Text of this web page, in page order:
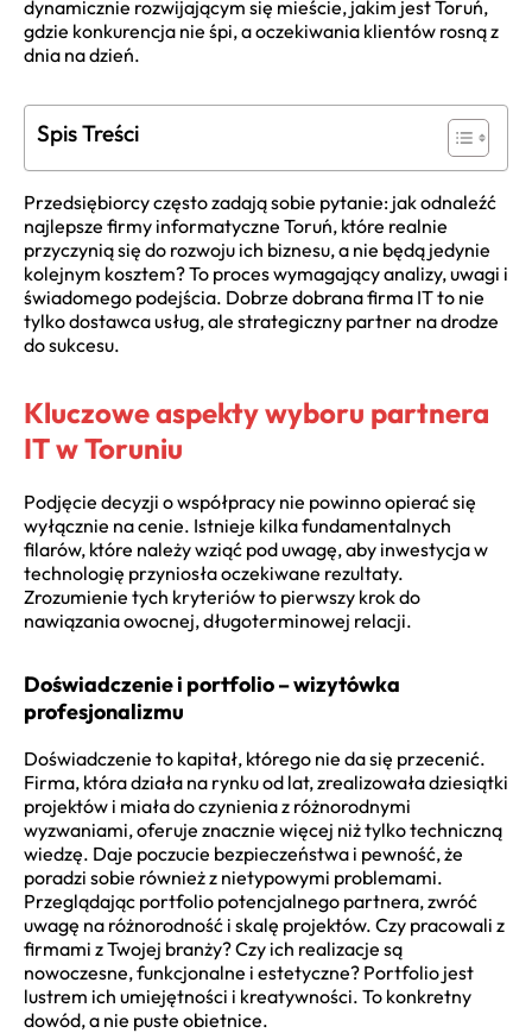
dynamicznie rozwijającym się mieście, jakim jest Toruń,
gdzie konkurencja nie śpi, a oczekiwania klientów rosną z
dnia na dzień.
Spis Treści
Przedsiębiorcy często zadają sobie pytanie: jak odnaleźć
najlepsze firmy informatyczne Toruń, które realnie
przyczynią się do rozwoju ich biznesu, a nie będą jedynie
kolejnym kosztem? To proces wymagający analizy, uwagi i
świadomego podejścia. Dobrze dobrana firma IT to nie
tylko dostawca usług, ale strategiczny partner na drodze
do sukcesu.
Kluczowe aspekty wyboru partnera
IT w Toruniu
Podjęcie decyzji o współpracy nie powinno opierać się
wyłącznie na cenie. Istnieje kilka fundamentalnych
filarów, które należy wziąć pod uwagę, aby inwestycja w
technologię przyniosła oczekiwane rezultaty.
Zrozumienie tych kryteriów to pierwszy krok do
nawiązania owocnej, długoterminowej relacji.
Doświadczenie i portfolio – wizytówka
profesjonalizmu
Doświadczenie to kapitał, którego nie da się przecenić.
Firma, która działa na rynku od lat, zrealizowała dziesiątki
projektów i miała do czynienia z różnorodnymi
wyzwaniami, oferuje znacznie więcej niż tylko techniczną
wiedzę. Daje poczucie bezpieczeństwa i pewność, że
poradzi sobie również z nietypowymi problemami.
Przeglądając portfolio potencjalnego partnera, zwróć
uwagę na różnorodność i skalę projektów. Czy pracowali z
firmami z Twojej branży? Czy ich realizacje są
nowoczesne, funkcjonalne i estetyczne? Portfolio jest
lustrem ich umiejętności i kreatywności. To konkretny
dowód, a nie puste obietnice.